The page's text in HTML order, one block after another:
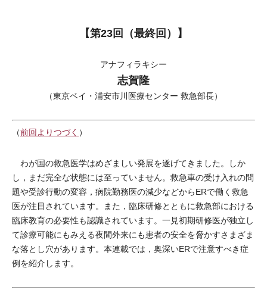
【第23回（最終回）】
アナフィラキシー
志賀隆
（東京ベイ・浦安市川医療センター 救急部長）
（前回よりつづく ）
わが国の救急医学はめざましい発展を遂げてきました。しか
し，まだ完全な状態には至っていません。救急車の受け入れの問
題や受診行動の変容，病院勤務医の減少などからERで働く救急
医が注目されています。また，臨床研修とともに救急部における
臨床教育の必要性も認識されています。一見初期研修医が独立し
て診療可能にもみえる夜間外来にも患者の安全を脅かすさまざま
な落とし穴があります。本連載では，奥深いERで注意すべき症
例を紹介します。